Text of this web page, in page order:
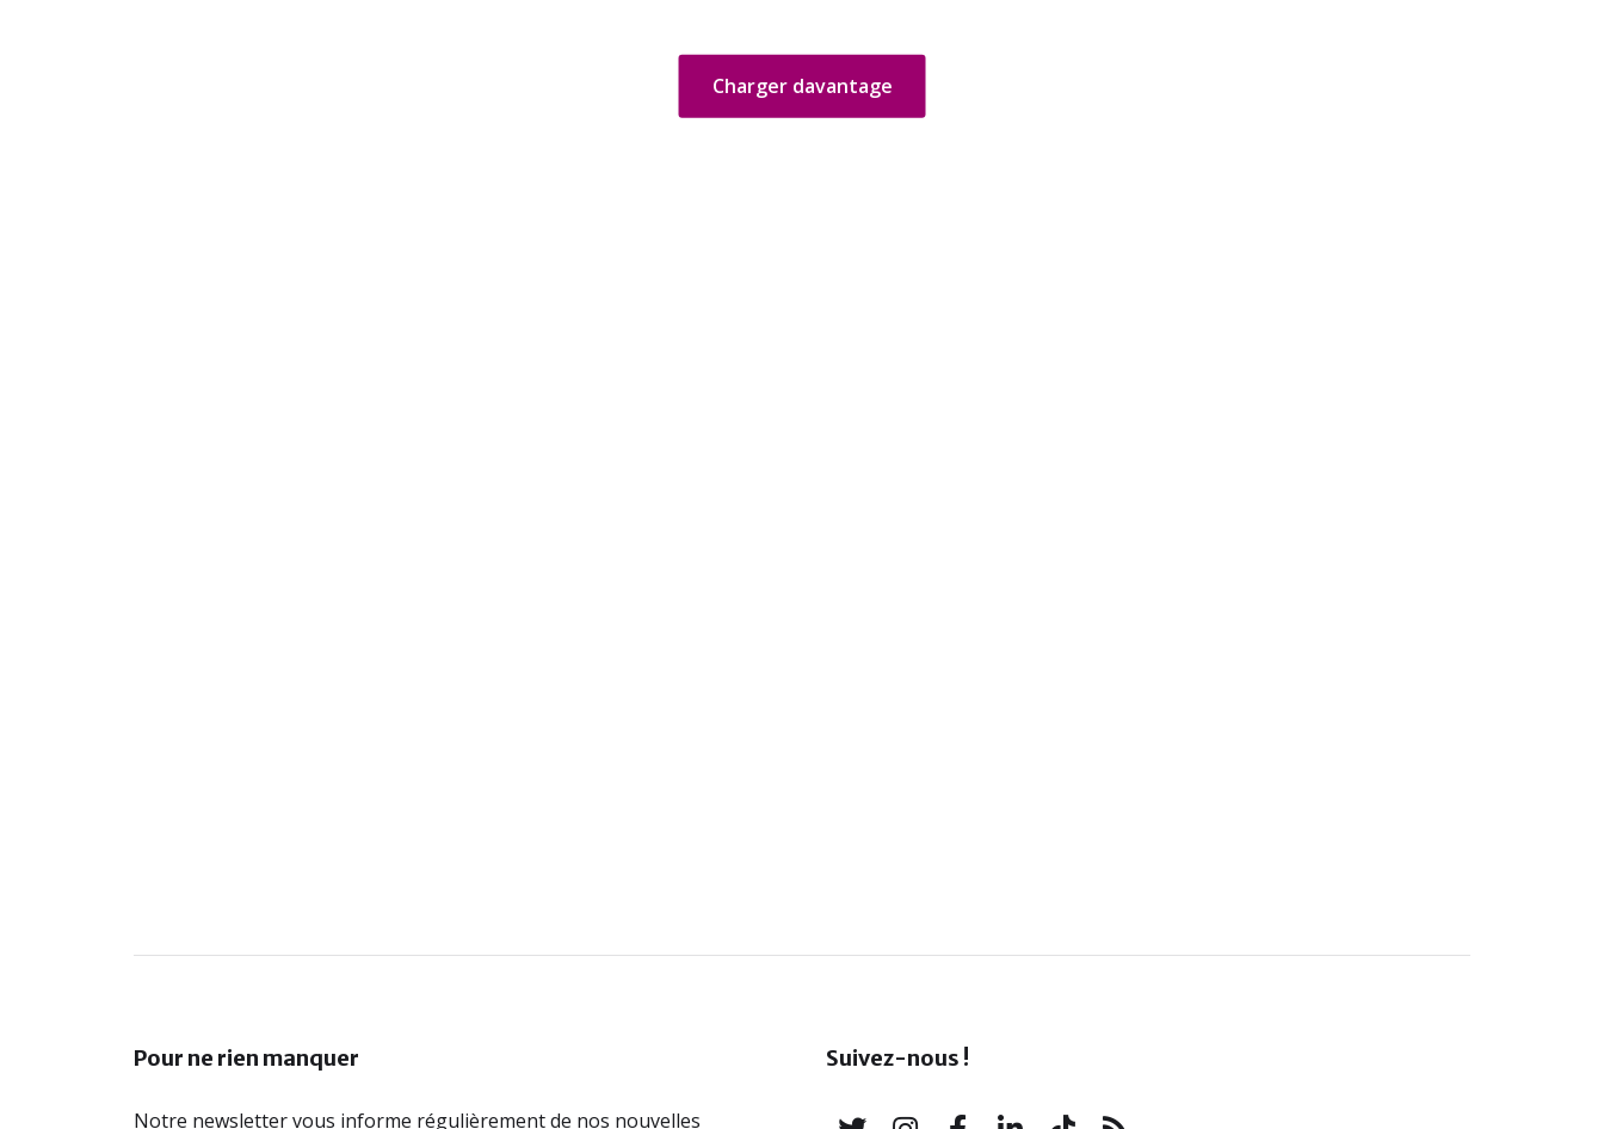
Charger davantage
Pour ne rien manquer
Notre newsletter vous informe régulièrement de nos nouvelles
Suivez-nous !